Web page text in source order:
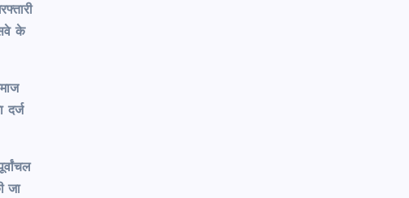
के
दर्ज
जा